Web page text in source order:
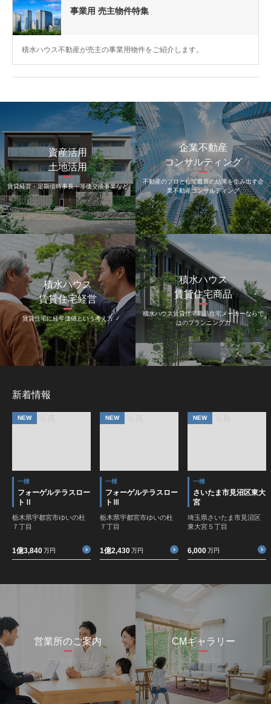
事業用 売主物件特集
積水ハウス不動産が売主の事業用物件をご紹介します。
資産活用
土地活用
賃貸経営・定期借時事長・等価交換事業など
企業不動産
コンサルティング
不動産のプロとして最良の結果を生み出す企
業不動産コンサルティング
積水ハウス
賃貸住宅経営
賃貸住宅に経年価値という考え方
積水ハウス
賃貸住宅商品
積水ハウス賃貸住宅商品住宅メーカーならで
はのプランニング力
新着情報
NEW
一棟
フォーゲルテラスロー
トⅡ
栃木県宇都宮市ゆいの杜
７丁目
1億3,840 万円
NEW
一棟
フォーゲルテラスロー
トⅢ
栃木県宇都宮市ゆいの杜
７丁目
1億2,430 万円
NEW
一棟
さいたま市見沼区東大
宮
埼玉県さいたま市見沼区
東大宮５丁目
6,000 万円
営業所のご案内
SALES OFFICE
CMギャラリー
CM GALLERY